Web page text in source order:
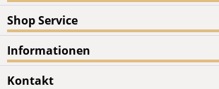
Shop Service
Informationen
Kontakt